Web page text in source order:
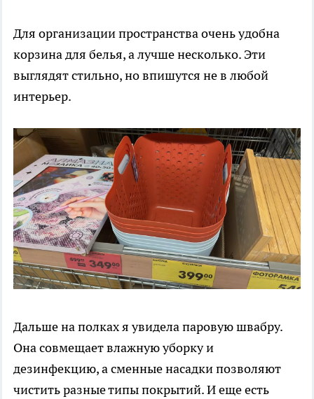
Для организации пространства очень удобна
корзина для белья, а лучше несколько. Эти
выглядят стильно, но впишутся не в любой
интерьер.
Дальше на полках я увидела паровую швабру.
Она совмещает влажную уборку и
дезинфекцию, а сменные насадки позволяют
чистить разные типы покрытий. И еще есть